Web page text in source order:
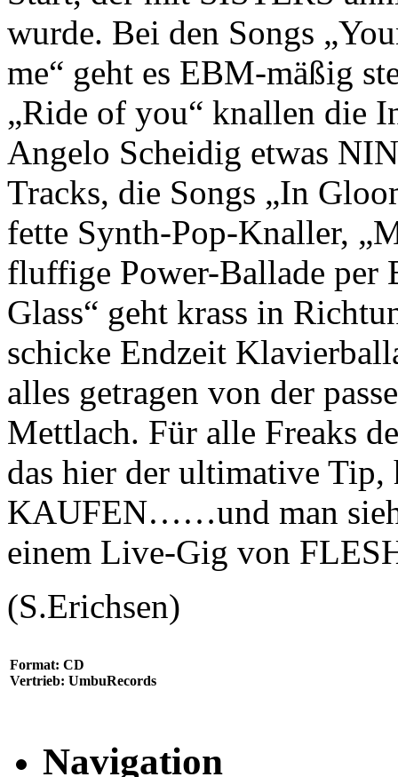
wurde. Bei den Songs
me“ geht es EBM-mäßig
„Ride of you“ knallen die
Angelo Scheidig etwas
Tracks, die Songs „In
fette Synth-Pop-Knaller,
fluffige Power-Ballade per
Glass“ geht krass in
schicke Endzeit
alles getragen von der
Mettlach. Für alle Freaks
das hier der ultimative
KAUFEN……und man
einem Live-Gig von
(S.Erichsen)
Format: CD
Vertrieb: UmbuRecords
Navigation